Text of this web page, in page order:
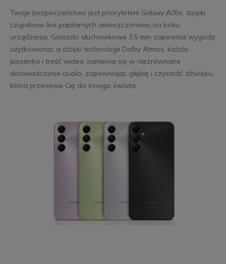
Twoje bezpieczeństwo jest priorytetem Galaxy A05s, dzięki
czujnikowi linii papilarnych umieszczonemu na boku
urządzenia. Gniazdo słuchawkowe 3,5 mm zapewnia wygodę
użytkowania, a dzięki technologii Dolby Atmos, każda
piosenka i treść wideo zamienia się w niezrównane
doświadczenie audio, zapewniając głębię i czystość dźwięku,
która przeniesie Cię do innego świata.